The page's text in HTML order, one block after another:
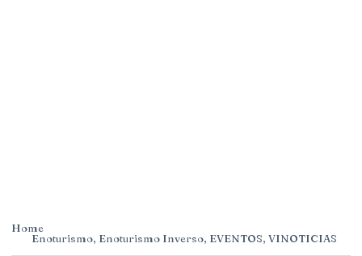
Home
Enoturismo, Enoturismo Inverso, EVENTOS, VINOTICIAS